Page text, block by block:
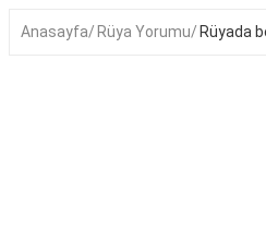
Anasayfa Rüya Yorumu Rüyada